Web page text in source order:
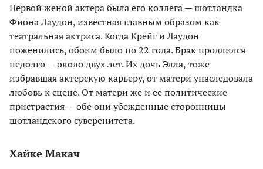
Первой женой актера была его коллега — шотландка
Фиона Лаудон, известная главным образом как
театральная актриса. Когда Крейг и Лаудон
поженились, обоим было по 22 года. Брак продлился
недолго — около двух лет. Их дочь Элла, тоже
избравшая актерскую карьеру, от матери унаследовала
любовь к сцене. От матери же и ее политические
пристрастия — обе они убежденные сторонницы
шотландского суверенитета.
Хайке Макач